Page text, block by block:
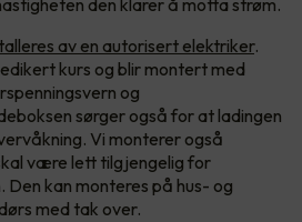
den klarer å motta strøm.
av en autorisert elektriker.
kurs og blir montert med
og
sørger også for at ladingen
Vi monterer også
være lett tilgjengelig for
kan monteres på hus- og
med tak over.